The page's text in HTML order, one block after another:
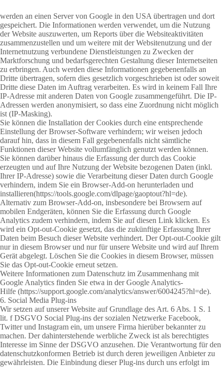
werden an einen Server von Google in den USA übertragen und dort
gespeichert. Die Informationen werden verwendet, um die Nutzung
der Website auszuwerten, um Reports über die Websiteaktivitäten
zusammenzustellen und um weitere mit der Websitenutzung und der
Internetnutzung verbundene Dienstleistungen zu Zwecken der
Marktforschung und bedarfsgerechten Gestaltung dieser Internetseiten
zu erbringen. Auch werden diese Informationen gegebenenfalls an
Dritte übertragen, sofern dies gesetzlich vorgeschrieben ist oder soweit
Dritte diese Daten im Auftrag verarbeiten. Es wird in keinem Fall Ihre
IP-Adresse mit anderen Daten von Google zusammengeführt. Die IP-
Adressen werden anonymisiert, so dass eine Zuordnung nicht möglich
ist (IP-Masking).
Sie können die Installation der Cookies durch eine entsprechende
Einstellung der Browser-Software verhindern; wir weisen jedoch
darauf hin, dass in diesem Fall gegebenenfalls nicht sämtliche
Funktionen dieser Website vollumfänglich genutzt werden können.
Sie können darüber hinaus die Erfassung der durch das Cookie
erzeugten und auf Ihre Nutzung der Website bezogenen Daten (inkl.
Ihrer IP-Adresse) sowie die Verarbeitung dieser Daten durch Google
verhindern, indem Sie ein Browser-Add-on herunterladen und
installieren(https://tools.google.com/dlpage/gaoptout?hl=de).
Alternativ zum Browser-Add-on, insbesondere bei Browsern auf
mobilen Endgeräten, können Sie die Erfassung durch Google
Analytics zudem verhindern, indem Sie auf diesen Link klicken. Es
wird ein Opt-out-Cookie gesetzt, das die zukünftige Erfassung Ihrer
Daten beim Besuch dieser Website verhindert. Der Opt-out-Cookie gilt
nur in diesem Browser und nur für unsere Website und wird auf Ihrem
Gerät abgelegt. Löschen Sie die Cookies in diesem Browser, müssen
Sie das Opt-out-Cookie erneut setzen.
Weitere Informationen zum Datenschutz im Zusammenhang mit
Google Analytics finden Sie etwa in der Google Analytics-
Hilfe (https://support.google.com/analytics/answer/6004245?hl=de).
6. Social Media Plug-ins
Wir setzen auf unserer Website auf Grundlage des Art. 6 Abs. 1 S. 1
lit. f DSGVO Social Plug-ins der sozialen Netzwerke Facebook,
Twitter und Instagram ein, um unsere Firma hierüber bekannter zu
machen. Der dahinterstehende werbliche Zweck ist als berechtigtes
Interesse im Sinne der DSGVO anzusehen. Die Verantwortung für den
datenschutzkonformen Betrieb ist durch deren jeweiligen Anbieter zu
gewährleisten. Die Einbindung dieser Plug-ins durch uns erfolgt im